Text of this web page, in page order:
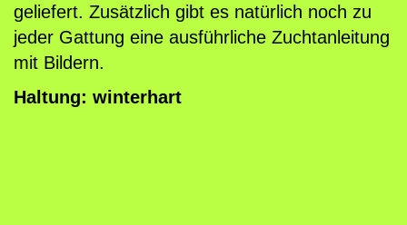
geliefert. Zusätzlich gibt es natürlich noch zu
jeder Gattung eine ausführliche Zuchtanleitung
mit Bildern.
Haltung: winterhart